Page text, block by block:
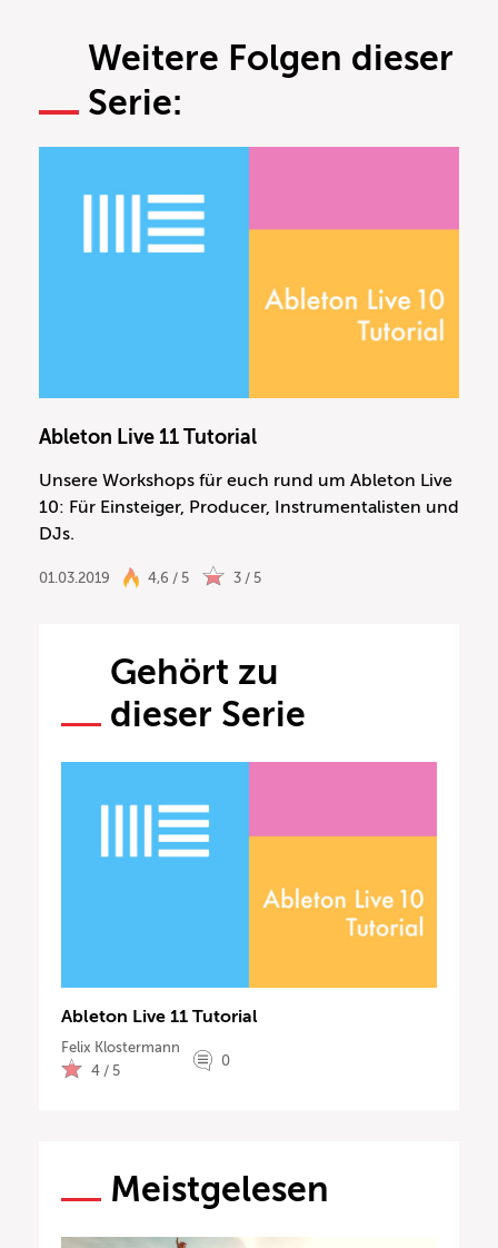
Weitere Folgen dieser
Serie:
Ableton Live 11 Tutorial
Unsere Workshops für euch rund um Ableton Live
10: Für Einsteiger, Producer, Instrumentalisten und
DJs.
01.03.2019 4,6 / 5 3 / 5
Gehört zu
dieser Serie
Ableton Live 11 Tutorial
Felix Klostermann
4 / 5
0
Meistgelesen